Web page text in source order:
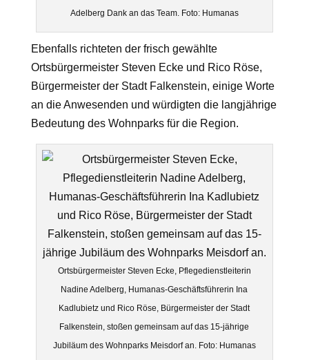
Adelberg Dank an das Team. Foto: Humanas
Ebenfalls richteten der frisch gewählte
Ortsbürgermeister Steven Ecke und Rico Röse,
Bürgermeister der Stadt Falkenstein, einige Worte
an die Anwesenden und würdigten die langjährige
Bedeutung des Wohnparks für die Region.
Ortsbürgermeister Steven Ecke, Pflegedienstleiterin
Nadine Adelberg, Humanas-Geschäftsführerin Ina
Kadlubietz und Rico Röse, Bürgermeister der Stadt
Falkenstein, stoßen gemeinsam auf das 15-jährige
Jubiläum des Wohnparks Meisdorf an. Foto: Humanas